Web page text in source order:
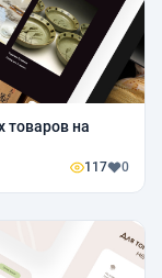
товаров на
117 0